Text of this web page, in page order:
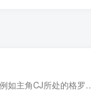
经典游戏《GTA:SA》围绕洛圣都、圣辉洛等地的诸个帮派斗争展开，例如主角CJ所